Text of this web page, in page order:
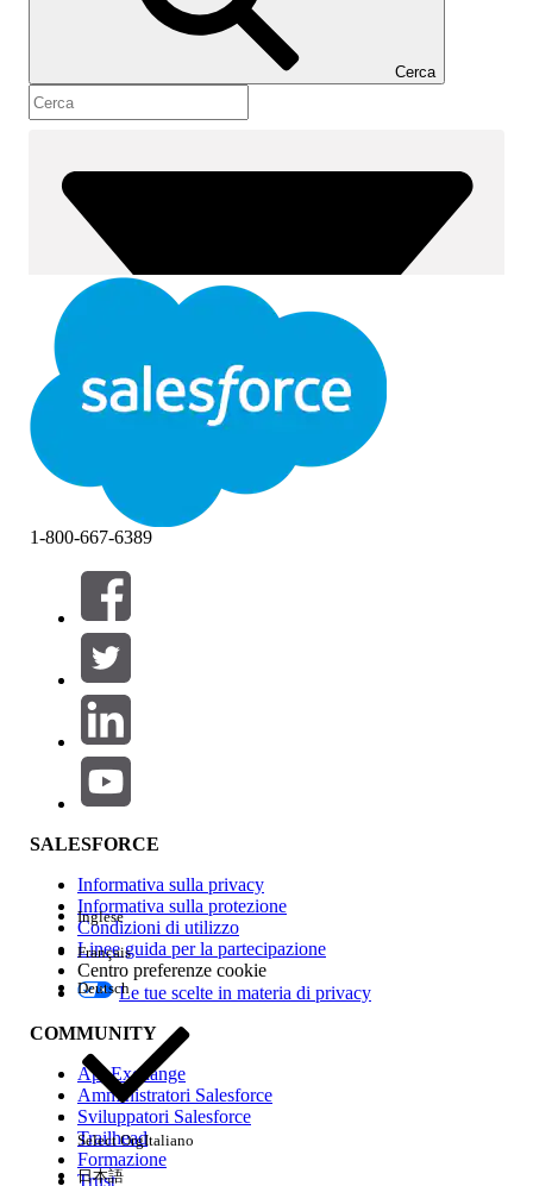
Sommario
Cerca
Filtri (0)
SELEZIONA FILTRI
Area prodotti
Impatto della funzione
Edition
Esperienza
1-800-667-6389
SALESFORCE
Informativa sulla privacy
Informativa sulla protezione
Condizioni di utilizzo
Linee guida per la partecipazione
Centro preferenze cookie
Le tue scelte in materia di privacy
COMMUNITY
AppExchange
Amministratori Salesforce
Sviluppatori Salesforce
Trailhead
Formazione
Trust
Inglese
Français
Deutsch
Select OrgItaliano
日本語